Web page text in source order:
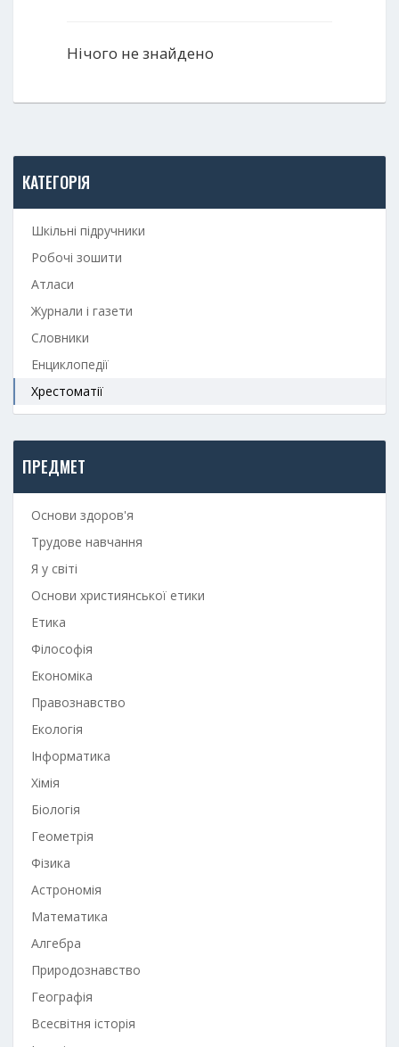
Нічого не знайдено
КАТЕГОРІЯ
Шкільні підручники
Робочі зошити
Атласи
Журнали і газети
Словники
Енциклопедії
Хрестоматії
ПРЕДМЕТ
Основи здоров'я
Трудове навчання
Я у світі
Основи християнської етики
Етика
Філософія
Економіка
Правознавство
Екологія
Інформатика
Хімія
Біологія
Геометрія
Фізика
Астрономія
Математика
Алгебра
Природознавство
Географія
Всесвітня історія